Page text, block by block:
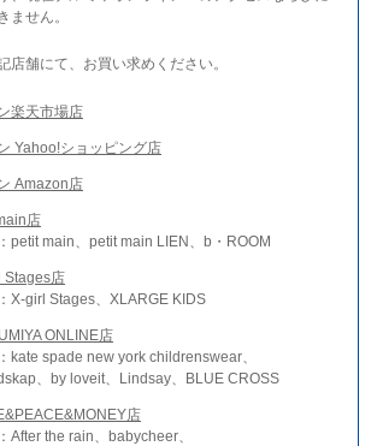
ません。
店舗にて、お買い求めください。
楽天市場店
Yahoo!ショッピング店
Amazon店
店
petit main、petit main LIEN、b・ROOM
Stages店
X-girl Stages、XLARGE KIDS
ONLINE店
kate spade new york childrenswear、
、by loveit、Lindsay、BLUE CROSS
店
After the rain、babycheer、